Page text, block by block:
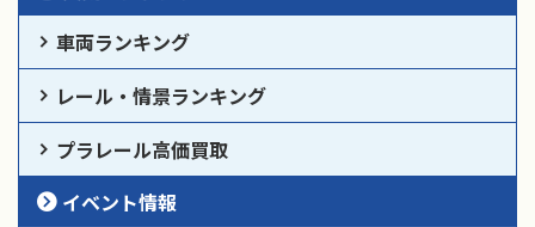
車両ランキング
レール・情景ランキング
プラレール高価買取
イベント情報